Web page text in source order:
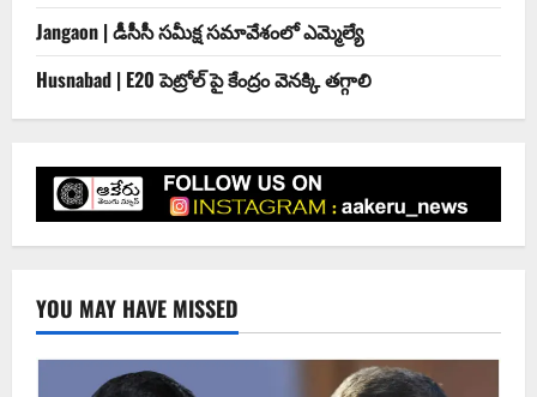
Jangaon | డీసీసీ సమీక్ష సమావేశంలో ఎమ్మెల్యే
Husnabad | E20 పెట్రోల్ పై కేంద్రం వెనక్కి తగ్గాలి
YOU MAY HAVE MISSED